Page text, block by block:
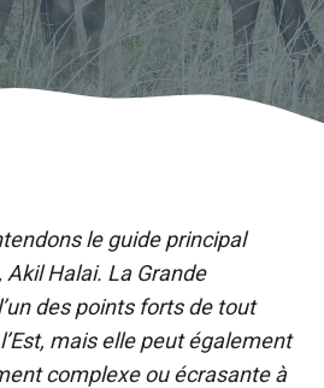
le guide principal
Akil Halai. La Grande
des points forts de tout
mais elle peut également
complexe ou écrasante à